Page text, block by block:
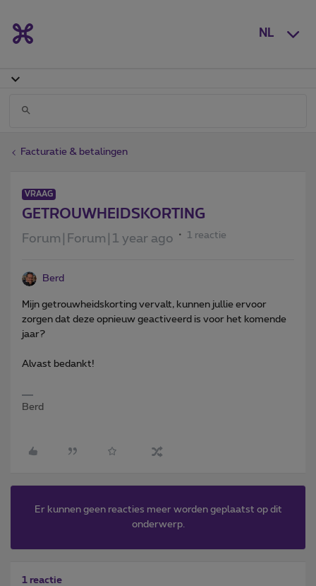
NL
Facturatie & betalingen
VRAAG
GETROUWHEIDSKORTING
Forum|Forum|1 year ago 1 reactie
Berd
Mijn getrouwheidskorting vervalt, kunnen jullie ervoor
zorgen dat deze opnieuw geactiveerd is voor het komende
jaar?
Alvast bedankt!
Berd
Er kunnen geen reacties meer worden geplaatst op dit
onderwerp.
1 reactie